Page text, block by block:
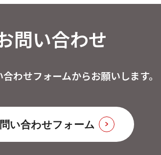
問い合わせ
わせフォームからお願いします。
い合わせフォーム